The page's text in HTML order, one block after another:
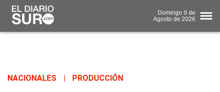
Domingo 9 de
Agosto de 2026
NACIONALES PRODUCCIÓN